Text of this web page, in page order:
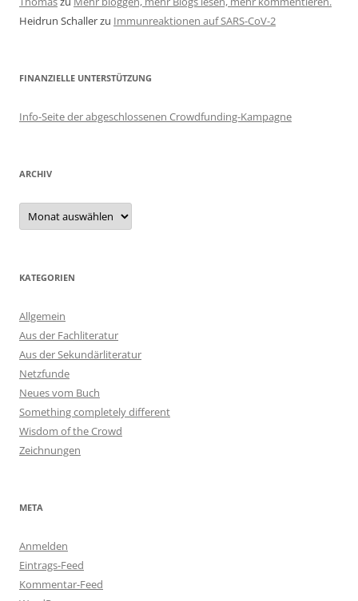
Heidrun Schallerzu Immunreaktionen auf SARS-CoV-2
FINANZIELLE UNTERSTÜTZUNG
Info-Seite der abgeschlossenen Crowdfunding-Kampagne
ARCHIV
Archiv
KATEGORIEN
Allgemein
Aus der Fachliteratur
Aus der Sekundärliteratur
Netzfunde
Neues vom Buch
Something completely different
Wisdom of the Crowd
Zeichnungen
META
Anmelden
Eintrags-Feed
Kommentar-Feed